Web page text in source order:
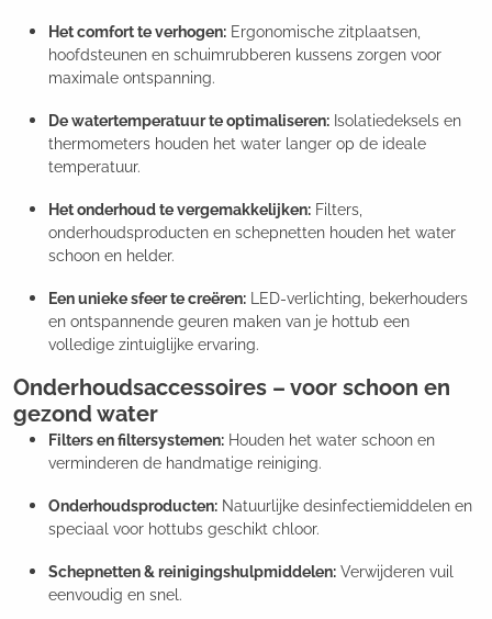
Het comfort te verhogen: Ergonomische zitplaatsen,
hoofdsteunen en schuimrubberen kussens zorgen voor
maximale ontspanning.
De watertemperatuur te optimaliseren: Isolatiedeksels en
thermometers houden het water langer op de ideale
temperatuur.
Het onderhoud te vergemakkelijken: Filters,
onderhoudsproducten en schepnetten houden het water
schoon en helder.
Een unieke sfeer te creëren: LED-verlichting, bekerhouders
en ontspannende geuren maken van je hottub een
volledige zintuiglijke ervaring.
Onderhoudsaccessoires – voor schoon en
gezond water
Filters en filtersystemen: Houden het water schoon en
verminderen de handmatige reiniging.
Onderhoudsproducten: Natuurlijke desinfectiemiddelen en
speciaal voor hottubs geschikt chloor.
Schepnetten & reinigingshulpmiddelen: Verwijderen vuil
eenvoudig en snel.